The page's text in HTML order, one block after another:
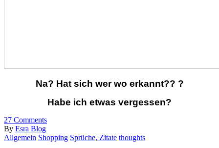
Na? Hat sich wer wo erkannt?? ?
Habe ich etwas vergessen?
27 Comments
By Esra Blog
Allgemein Shopping Sprüche, Zitate thoughts